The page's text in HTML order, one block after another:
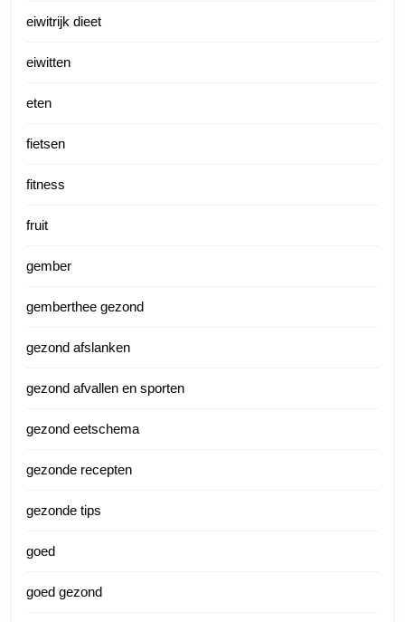
eiwitrijk dieet
eiwitten
eten
fietsen
fitness
fruit
gember
gemberthee gezond
gezond afslanken
gezond afvallen en sporten
gezond eetschema
gezonde recepten
gezonde tips
goed
goed gezond